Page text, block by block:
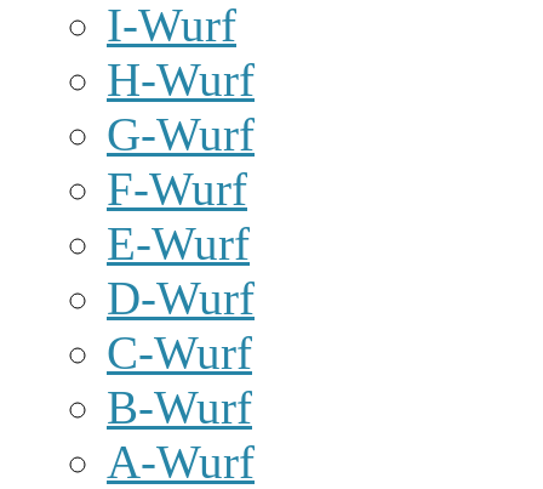
I-Wurf
H-Wurf
G-Wurf
F-Wurf
E-Wurf
D-Wurf
C-Wurf
B-Wurf
A-Wurf